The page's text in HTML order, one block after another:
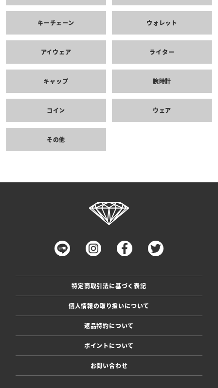
キーチェーン ウォレット
アイウェア ライター
キャップ 腕時計
コイン ウェア
その他
特定商取引法に基づく表記
個人情報の取り扱いについて
返品特約について
ポイントについて
お問い合わせ